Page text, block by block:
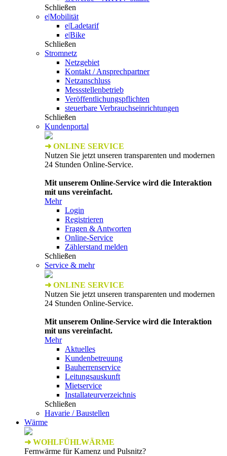
Schließen
e|Mobilität
e|Ladetarif
e|Bike
Schließen
Stromnetz
Netzgebiet
Kontakt / Ansprechpartner
Netzanschluss
Messstellenbetrieb
Veröffentlichungspflichten
steuerbare Verbrauchseinrichtungen
Schließen
Kundenportal
➜ ONLINE SERVICE
Nutzen Sie jetzt unseren transparenten und modernen
24 Stunden Online-Service.
Mit unserem Online-Service wird die Interaktion
mit uns vereinfacht.
Mehr
Login
Registrieren
Fragen & Antworten
Online-Service
Zählerstand melden
Schließen
Service & mehr
➜ ONLINE SERVICE
Nutzen Sie jetzt unseren transparenten und modernen
24 Stunden Online-Service.
Mit unserem Online-Service wird die Interaktion
mit uns vereinfacht.
Mehr
Aktuelles
Kundenbetreuung
Bauherrenservice
Leitungsauskunft
Mietservice
Installateurverzeichnis
Schließen
Havarie / Baustellen
Wärme
➜ WOHLFÜHLWÄRME
Fernwärme für Kamenz und Pulsnitz?